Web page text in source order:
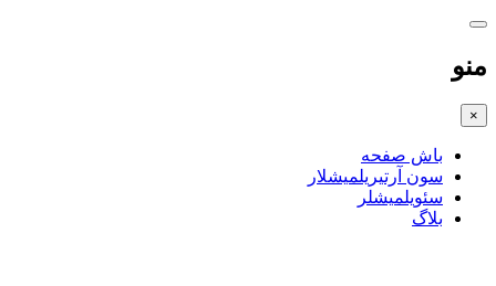
منو
×
باش صفحه
سون آرتیریلمیشلار
سئویلمیشلر
بلاگ